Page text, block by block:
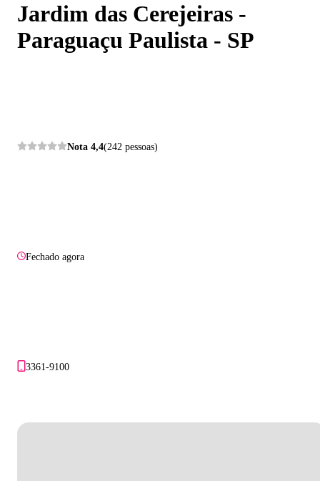
Jardim das Cerejeiras -
Paraguaçu Paulista - SP
Nota 4,4(242 pessoas)
Fechado agora
3361-9100